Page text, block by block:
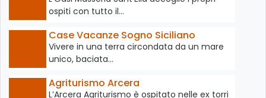
ospiti con tutto il…
Case Vacanze Sogno Siciliano
Vivere in una terra circondata da un mare
unico, baciata…
Agriturismo Arcera
L’Arcera Agriturismo è ospitato nelle ex torri